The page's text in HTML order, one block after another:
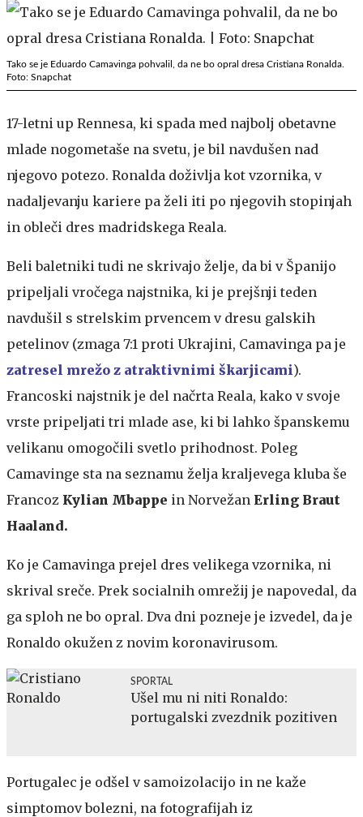
Tako se je Eduardo Camavinga pohvalil, da ne bo opral dresa Cristiana Ronalda.
Foto: Snapchat
17-letni up Rennesa, ki spada med najbolj obetavne
mlade nogometaše na svetu, je bil navdušen nad
njegovo potezo. Ronalda doživlja kot vzornika, v
nadaljevanju kariere pa želi iti po njegovih stopinjah
in obleči dres madridskega Reala.
Beli baletniki tudi ne skrivajo želje, da bi v Španijo
pripeljali vročega najstnika, ki je prejšnji teden
navdušil s strelskim prvencem v dresu galskih
petelinov (zmaga 7:1 proti Ukrajini, Camavinga pa je
zatresel mrežo z atraktivnimi škarjicami).
Francoski najstnik je del načrta Reala, kako v svoje
vrste pripeljati tri mlade ase, ki bi lahko španskemu
velikanu omogočili svetlo prihodnost. Poleg
Camavinge sta na seznamu želja kraljevega kluba še
Francoz Kylian Mbappe in Norvežan Erling Braut
Haaland.
Ko je Camavinga prejel dres velikega vzornika, ni
skrival sreče. Prek socialnih omrežij je napovedal, da
ga sploh ne bo opral. Dva dni pozneje je izvedel, da je
Ronaldo okužen z novim koronavirusom.
SPORTAL
Ušel mu ni niti Ronaldo:
portugalski zvezdnik pozitiven
Portugalec je odšel v samoizolacijo in ne kaže
simptomov bolezni, na fotografijah iz